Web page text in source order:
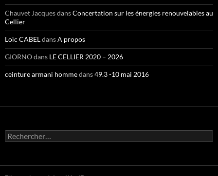
Chauvet JacquesdansConcertation sur les énergies renouvelables au
Cellier
Loïc CABELdansA propos
GIORNOdans LE CELLIER 2020 – 2026
ceinture armani hommedans49.3 -10 mai 2016
Rechercher :